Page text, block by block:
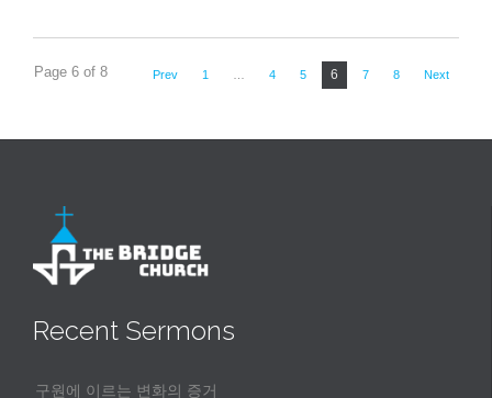
Page 6 of 8 Prev 1 4 5 6 7 8 Next
Recent Sermons
구원에 이르는 변화의 증거